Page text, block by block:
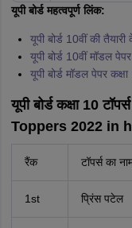
यूपी बोर्ड महत्वपूर्ण लिंक:
यूपी बोर्ड 10वीं की तैयारी
यूपी बोर्ड 10वीं मॉडल पेपर
यूपी बोर्ड मॉडल पेपर
यूपी बोर्ड कक्षा 10
Toppers 2022 in
रैंक टॉपर्स का
1st प्रिंस पटेल